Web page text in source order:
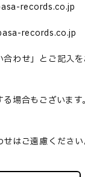
records.co.jp
records.co.jp
わせ」とご記入
場合もございます
はご遠慮ください